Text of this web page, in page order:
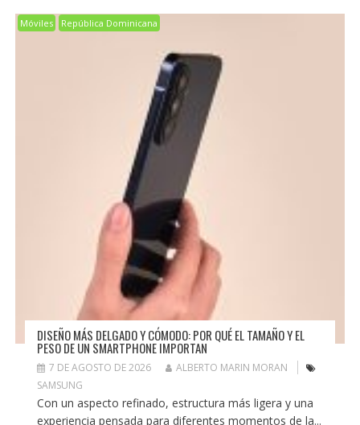
Móviles República Dominicana
DISEÑO MÁS DELGADO Y CÓMODO: POR QUÉ EL TAMAÑO Y EL
PESO DE UN SMARTPHONE IMPORTAN
7 DE AGOSTO DE 2026
ALBERTO MARIN MORAN
SAMSUNG
Con un aspecto refinado, estructura más ligera y una
experiencia pensada para diferentes momentos de la...